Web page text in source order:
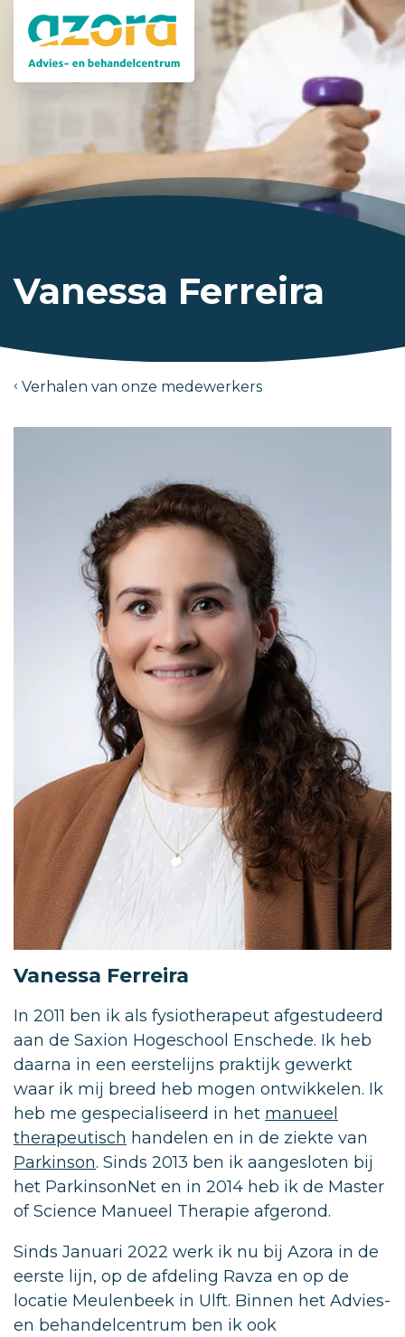
Vanessa Ferreira
Verhalen van onze medewerkers
Vanessa Ferreira
In 2011 ben ik als fysiotherapeut afgestudeerd
aan de Saxion Hogeschool Enschede. Ik heb
daarna in een eerstelijns praktijk gewerkt
waar ik mij breed heb mogen ontwikkelen. Ik
heb me gespecialiseerd in het manueel
therapeutisch handelen en in de ziekte van
Parkinson. Sinds 2013 ben ik aangesloten bij
het ParkinsonNet en in 2014 heb ik de Master
of Science Manueel Therapie afgerond.
Sinds Januari 2022 werk ik nu bij Azora in de
eerste lijn, op de afdeling Ravza en op de
locatie Meulenbeek in Ulft. Binnen het Advies-
en behandelcentrum ben ik ook